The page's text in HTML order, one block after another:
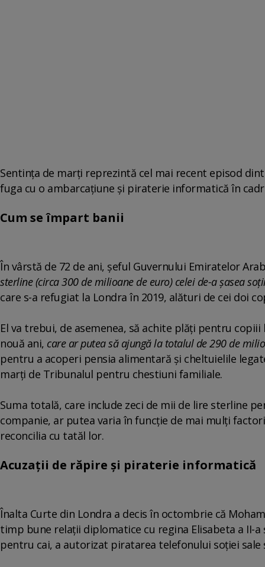
Sentinţa de marţi reprezintă cel mai recent episod
fuga cu o ambarcaţiune şi piraterie informatică în
Cum se împart banii
În vârstă de 72 de ani, şeful Guvernului Emiratelor
sterline (circa 300 de milioane de euro) celei de-a şasea
care s-a refugiat la Londra în 2019, alături de cei doi
El va trebui, de asemenea, să achite plăţi pentru copiii
nouă ani, care ar putea să ajungă la totalul de 290 de
pentru a acoperi pensia alimentară şi cheltuielile
marţi de Tribunalul pentru chestiuni familiale.
Suma totală, care include zeci de mii de lire sterline
companie, ar putea varia în funcţie de mai mulţi
reconcilia cu tatăl lor.
Acuzații de răpire și piraterie informatică
Înalta Curte din Londra a decis în octombrie că
timp bune relaţii diplomatice cu regina Elisabeta a II-
pentru cai, a autorizat piratarea telefonului soţiei sale